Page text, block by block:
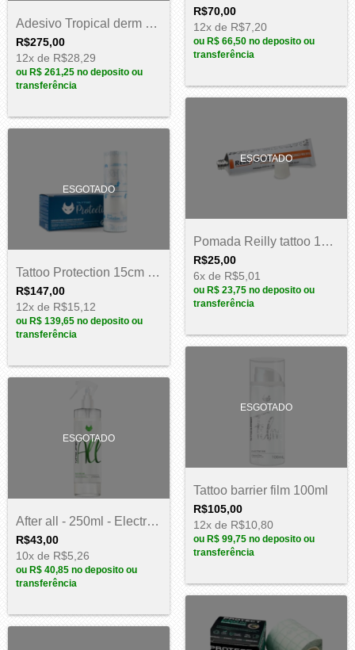
Adesivo Tropical derm Fix Pro ultra fino...
R$275,00
12x de R$28,29
ou R$ 261,25 no deposito ou
transferência
R$70,00
12x de R$7,20
ou R$ 66,50 no deposito ou
transferência
ESGOTADO
Tattoo Protection 15cm x 5m
R$147,00
12x de R$15,12
ou R$ 139,65 no deposito ou
transferência
ESGOTADO
Pomada Reilly tattoo 15g - 1un
R$25,00
6x de R$5,01
ou R$ 23,75 no deposito ou
transferência
ESGOTADO
After all - 250ml - Electric ink
R$43,00
10x de R$5,26
ou R$ 40,85 no deposito ou
transferência
ESGOTADO
Tattoo barrier film 100ml
R$105,00
12x de R$10,80
ou R$ 99,75 no deposito ou
transferência